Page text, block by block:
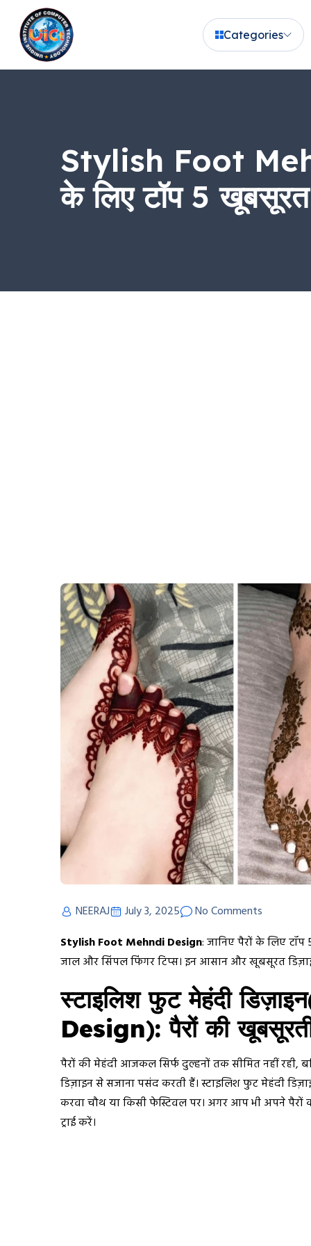
Categories
Stylish Foot
के लिए टॉप 5
NEERAJ July 3, 2025
No Comments
Stylish Foot Mehndi Design: जानिए पैरों के लिए
जाल और सिंपल फिंगर टिप्स। इन आसान और खूबसूरत
स्टाइलिश फुट मेहंदी
Design): पैरों की
पैरों की मेहंदी आजकल सिर्फ दुल्हनों तक सीमित नहीं रही,
डिज़ाइन से सजाना पसंद करती हैं। स्टाइलिश फुट मेहंदी
करवा चौथ या किसी फेस्टिवल पर। अगर आप भी अपने पैरों
ट्राई करें।